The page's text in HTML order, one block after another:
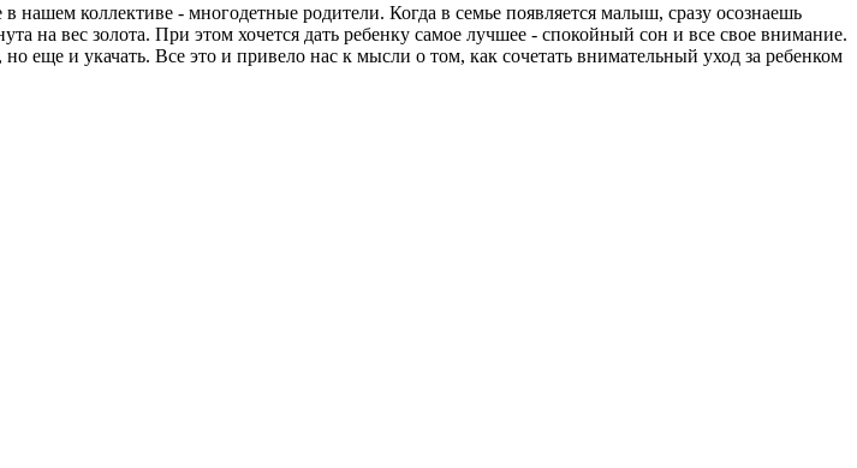
коллективе - многодетные родители. Когда в семье появляется малыш, сразу осознаешь
на вес золота. При этом хочется дать ребенку самое лучшее - спокойный сон и все свое внимание.
еще и укачать. Все это и привело нас к мысли о том, как сочетать внимательный уход за ребенком